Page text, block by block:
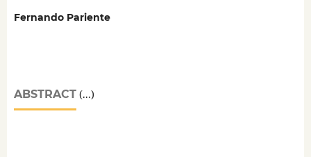
Fernando Pariente
ABSTRACT(...)